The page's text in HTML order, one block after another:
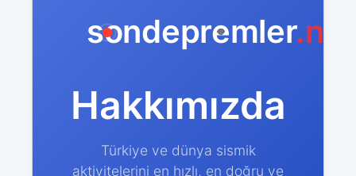
sondepremler.net
Hakkımızda
Türkiye ve dünya sismik
aktivitelerini en hızlı, en doğru ve